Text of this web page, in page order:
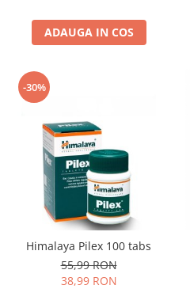
ADAUGA IN COS
-30%
Himalaya Pilex 100 tabs
55,99 RON
38,99 RON